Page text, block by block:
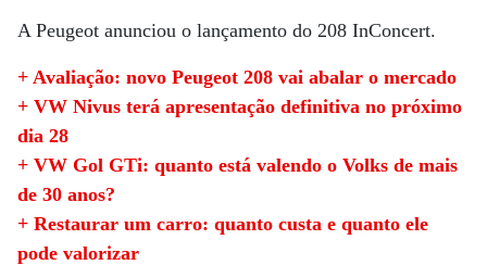
A Peugeot anunciou o lançamento do 208 InConcert.
+ Avaliação: novo Peugeot 208 vai abalar o mercado
+ VW Nivus terá apresentação definitiva no próximo
dia 28
+ VW Gol GTi: quanto está valendo o Volks de mais
de 30 anos?
+ Restaurar um carro: quanto custa e quanto ele
pode valorizar